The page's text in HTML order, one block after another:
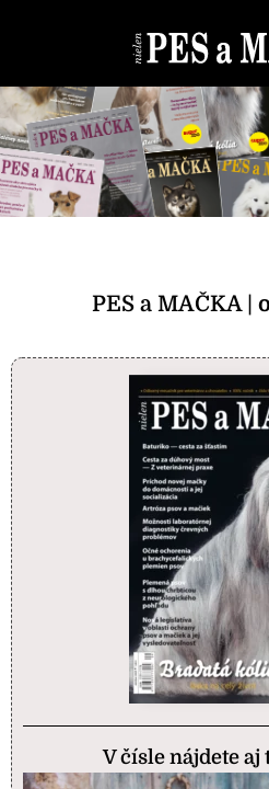
PES a MAČKA |
V čísle nájdete aj